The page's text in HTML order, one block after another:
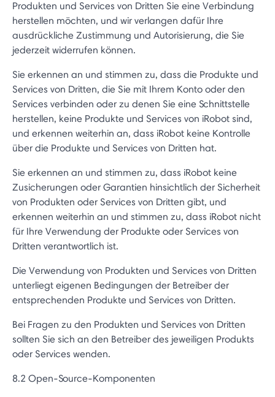
Produkten und Services von Dritten Sie eine Verbindung
herstellen möchten, und wir verlangen dafür Ihre
ausdrückliche Zustimmung und Autorisierung, die Sie
jederzeit widerrufen können.
Sie erkennen an und stimmen zu, dass die Produkte und
Services von Dritten, die Sie mit Ihrem Konto oder den
Services verbinden oder zu denen Sie eine Schnittstelle
herstellen, keine Produkte und Services von iRobot sind,
und erkennen weiterhin an, dass iRobot keine Kontrolle
über die Produkte und Services von Dritten hat.
Sie erkennen an und stimmen zu, dass iRobot keine
Zusicherungen oder Garantien hinsichtlich der Sicherheit
von Produkten oder Services von Dritten gibt, und
erkennen weiterhin an und stimmen zu, dass iRobot nicht
für Ihre Verwendung der Produkte oder Services von
Dritten verantwortlich ist.
Die Verwendung von Produkten und Services von Dritten
unterliegt eigenen Bedingungen der Betreiber der
entsprechenden Produkte und Services von Dritten.
Bei Fragen zu den Produkten und Services von Dritten
sollten Sie sich an den Betreiber des jeweiligen Produkts
oder Services wenden.
8.2 Open-Source-Komponenten